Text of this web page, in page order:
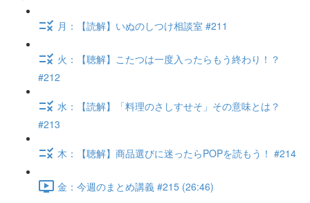
月：【読解】いぬのしつけ相談室 #211
火：【聴解】こたつは一度入ったらもう終わり！？
#212
水：【読解】「料理のさしすせそ」その意味とは？
#213
木：【聴解】商品選びに迷ったらPOPを読もう！ #214
金：今週のまとめ講義 #215 (26:46)